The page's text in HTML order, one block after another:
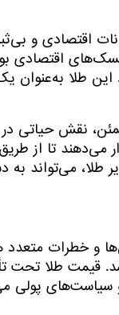
اقتصادی و
اقتصادی
طلا به‌عنوان
نقش حیاتی
می‌دهند تا از
طلا، می‌تواند
و خطرات
قیمت طلا تحت
سیاست‌های پولی